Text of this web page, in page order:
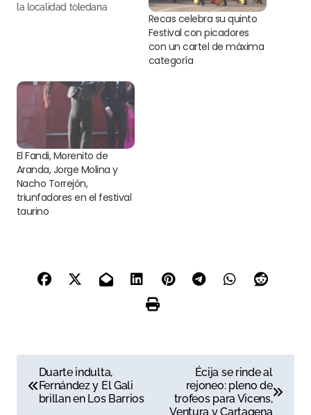
la localidad toledana
Recas celebra su quinto
Festival con picadores
con un cartel de máxima
categoría
El Fandi, Morenito de
Aranda, Jorge Molina y
Nacho Torrejón,
triunfadores en el festival
taurino
a
Duarte indulta,
Fernández y El Gali
brillan en Los Barrios
Écija se rinde al
rejoneo: pleno de
trofeos para Vicens,
Ventura y Cartagena